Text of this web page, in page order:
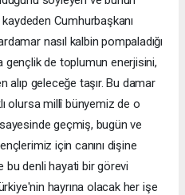
Cumhurbaşkanı
nasıl kalbin pompaladığı
gençlik de toplumun enerjisini,
geleceğe taşır. Bu damar
olursa millî bünyemiz de o
geçmiş, bugün ve
için canını dişine
bu denli hayati bir görevi
hayrına olacak her işe